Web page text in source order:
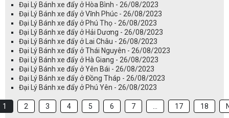
Đại Lý Bánh xe đẩy ở Hòa Bình - 26/08/2023
Đại Lý Bánh xe đẩy ở Vĩnh Phúc - 26/08/2023
Đại Lý Bánh xe đẩy ở Phú Thọ - 26/08/2023
Đại Lý Bánh xe đẩy ở Hải Dương - 26/08/2023
Đại Lý Bánh xe đẩy ở Lai Châu - 26/08/2023
Đại Lý Bánh xe đẩy ở Thái Nguyên - 26/08/2023
Đại Lý Bánh xe đẩy ở Hà Giang - 26/08/2023
Đại Lý Bánh xe đẩy ở Yên Bái - 26/08/2023
Đại Lý Bánh xe đẩy ở Đồng Tháp - 26/08/2023
Đại Lý Bánh xe đẩy ở Phú Yên - 26/08/2023
1 2 3 4 5 6 7 17 18